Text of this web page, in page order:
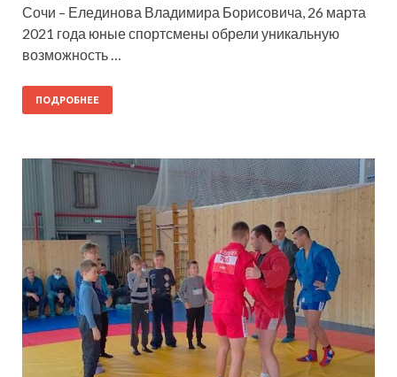
Сочи – Елединова Владимира Борисовича, 26 марта
2021 года юные спортсмены обрели уникальную
возможность …
ПОДРОБНЕЕ